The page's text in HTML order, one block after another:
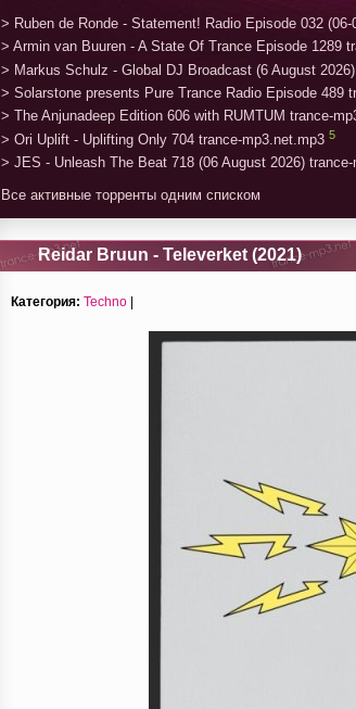
> Ruben de Ronde - Statement! Radio Episode 032
> Armin van Buuren - A State Of Trance Episode 1289
> Markus Schulz - Global DJ Broadcast (6 August
> Solarstone presents Pure Trance Radio Episode 489
> The Anjunadeep Edition 606 with RUMTUM trance-
> Ori Uplift - Uplifting Only 704 trance-mp3.net.mp3 5
> JES - Unleash The Beat 718 (06 August 2026)
Все активные торренты одним списком
Reidar Bruun - Televerket (2021)
Категория: Techno |